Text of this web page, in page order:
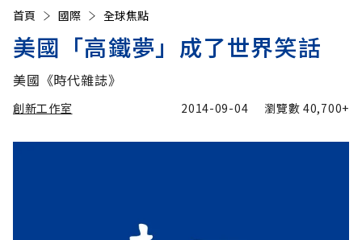
首頁 國際 全球焦點
美國「高鐵夢」成了世界笑話
美國《時代雜誌》
創新工作室 2014-09-04 瀏覽數40,700+